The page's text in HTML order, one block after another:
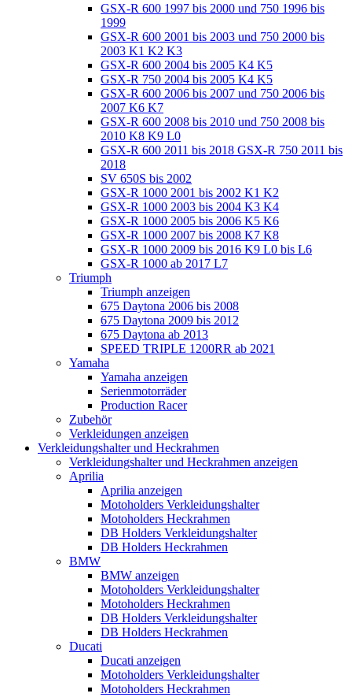
GSX-R 600 1997 bis 2000 und 750 1996 bis
1999
GSX-R 600 2001 bis 2003 und 750 2000 bis
2003 K1 K2 K3
GSX-R 600 2004 bis 2005 K4 K5
GSX-R 750 2004 bis 2005 K4 K5
GSX-R 600 2006 bis 2007 und 750 2006 bis
2007 K6 K7
GSX-R 600 2008 bis 2010 und 750 2008 bis
2010 K8 K9 L0
GSX-R 600 2011 bis 2018 GSX-R 750 2011 bis
2018
SV 650S bis 2002
GSX-R 1000 2001 bis 2002 K1 K2
GSX-R 1000 2003 bis 2004 K3 K4
GSX-R 1000 2005 bis 2006 K5 K6
GSX-R 1000 2007 bis 2008 K7 K8
GSX-R 1000 2009 bis 2016 K9 L0 bis L6
GSX-R 1000 ab 2017 L7
Triumph
Triumph anzeigen
675 Daytona 2006 bis 2008
675 Daytona 2009 bis 2012
675 Daytona ab 2013
SPEED TRIPLE 1200RR ab 2021
Yamaha
Yamaha anzeigen
Serienmotorräder
Production Racer
Zubehör
Verkleidungen anzeigen
Verkleidungshalter und Heckrahmen
Verkleidungshalter und Heckrahmen anzeigen
Aprilia
Aprilia anzeigen
Motoholders Verkleidungshalter
Motoholders Heckrahmen
DB Holders Verkleidungshalter
DB Holders Heckrahmen
BMW
BMW anzeigen
Motoholders Verkleidungshalter
Motoholders Heckrahmen
DB Holders Verkleidungshalter
DB Holders Heckrahmen
Ducati
Ducati anzeigen
Motoholders Verkleidungshalter
Motoholders Heckrahmen